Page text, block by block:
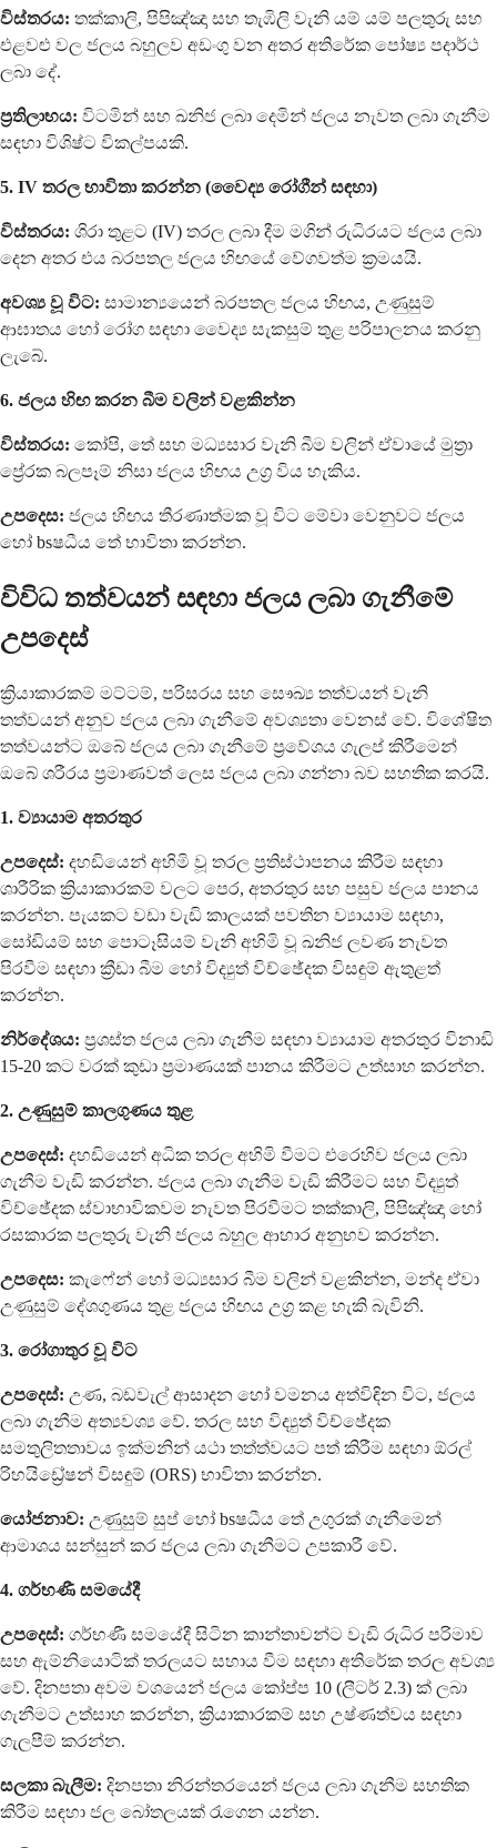
විස්තරය: තක්කාලි, පිපිඤ්ඤා සහ තැඹිලි වැනි යම් යම් පලතුරු සහ
එළවළු වල ජලය බහුලව අඩංගු වන අතර අතිරේක පෝෂ්‍ය පදාර්ථ
ලබා දේ.
ප්‍රතිලාභය: විටමින් සහ ඛනිජ ලබා දෙමින් ජලය නැවත ලබා ගැනීම
සඳහා විශිෂ්ට විකල්පයකි.
5. IV තරල භාවිතා කරන්න (වෛද්‍ය රෝගීන් සඳහා)
විස්තරය: ශිරා තුළට (IV) තරල ලබා දීම මගින් රුධිරයට ජලය ලබා
දෙන අතර එය බරපතල ජලය හිඟයේ වේගවත්ම ක්‍රමයයි.
අවශ්‍ය වූ විට: සාමාන්‍යයෙන් බරපතල ජලය හිඟය, උණුසුම්
ආඝාතය හෝ රෝග සඳහා වෛද්‍ය සැකසුම් තුළ පරිපාලනය කරනු
ලැබේ.
6. ජලය හිඟ කරන බීම වලින් වළකින්න
විස්තරය: කෝපි, තේ සහ මධ්‍යසාර වැනි බීම වලින් ඒවායේ මුත්‍රා
ප්‍රේරක බලපෑම් නිසා ජලය හිඟය උග්‍ර විය හැකිය.
උපදෙස: ජලය හිඟය තීරණාත්මක වූ විට මේවා වෙනුවට ජලය
හෝ bsෂධීය තේ භාවිතා කරන්න.
විවිධ තත්වයන් සඳහා ජලය ලබා ගැනීමේ
උපදෙස්
ක්‍රියාකාරකම් මට්ටම්, පරිසරය සහ සෞඛ්‍ය තත්වයන් වැනි
තත්වයන් අනුව ජලය ලබා ගැනීමේ අවශ්‍යතා වෙනස් වේ. විශේෂිත
තත්වයන්ට ඔබේ ජලය ලබා ගැනීමේ ප්‍රවේශය ගැලප් කිරීමෙන්
ඔබේ ශරීරය ප්‍රමාණවත් ලෙස ජලය ලබා ගන්නා බව සහතික කරයි.
1. ව්‍යායාම අතරතුර
උපදෙස්: දහඩියෙන් අහිමි වූ තරල ප්‍රතිස්ථාපනය කිරීම සඳහා
ශාරීරික ක්‍රියාකාරකම් වලට පෙර, අතරතුර සහ පසුව ජලය පානය
කරන්න. පැයකට වඩා වැඩි කාලයක් පවතින ව්‍යායාම සඳහා,
සෝඩියම් සහ පොටෑසියම් වැනි අහිමි වූ ඛනිජ ලවණ නැවත
පිරවීම සඳහා ක්‍රීඩා බීම හෝ විද්‍යුත් විච්ඡේදක විසඳුම් ඇතුළත්
කරන්න.
නිර්දේශය: ප්‍රශස්ත ජලය ලබා ගැනීම සඳහා ව්‍යායාම අතරතුර විනාඩි
15-20 කට වරක් කුඩා ප්‍රමාණයක් පානය කිරීමට උත්සාහ කරන්න.
2. උණුසුම් කාලගුණය තුළ
උපදෙස්: දහඩියෙන් අධික තරල අහිමි වීමට එරෙහිව ජලය ලබා
ගැනීම වැඩි කරන්න. ජලය ලබා ගැනීම වැඩි කිරීමට සහ විද්‍යුත්
විච්ඡේදක ස්වාභාවිකවම නැවත පිරවීමට තක්කාලි, පිපිඤ්ඤා හෝ
රසකාරක පලතුරු වැනි ජලය බහුල ආහාර අනුභව කරන්න.
උපදෙස: කැෆේන් හෝ මධ්‍යසාර බීම වලින් වළකින්න, මන්ද ඒවා
උණුසුම් දේශගුණය තුළ ජලය හිඟය උග්‍ර කළ හැකි බැවිනි.
3. රෝගාතුර වූ විට
උපදෙස්: උණ, බඩවැල් ආසාදන හෝ වමනය අත්විඳින විට, ජලය
ලබා ගැනීම අත්‍යවශ්‍ය වේ. තරල සහ විද්‍යුත් විච්ඡේදක
සමතුලිතතාවය ඉක්මනින් යථා තත්ත්වයට පත් කිරීම සඳහා ඕරල්
රිහයිඩ්‍රේෂන් විසඳුම් (ORS) භාවිතා කරන්න.
යෝජනාව: උණුසුම් සුප් හෝ bsෂධීය තේ උගුරක් ගැනීමෙන්
ආමාශය සන්සුන් කර ජලය ලබා ගැනීමට උපකාරී වේ.
4. ගර්භණී සමයේදී
උපදෙස්: ගර්භණී සමයේදී සිටින කාන්තාවන්ට වැඩි රුධිර පරිමාව
සහ ඇම්නියොටික් තරලයට සහාය වීම සඳහා අතිරේක තරල අවශ්‍ය
වේ. දිනපතා අවම වශයෙන් ජලය කෝප්ප 10 (ලීටර් 2.3) ක් ලබා
ගැනීමට උත්සාහ කරන්න, ක්‍රියාකාරකම් සහ උෂ්ණත්වය සඳහා
ගැලපීම් කරන්න.
සලකා බැලීම: දිනපතා නිරන්තරයෙන් ජලය ලබා ගැනීම සහතික
කිරීම සඳහා ජල බෝතලයක් රැගෙන යන්න.